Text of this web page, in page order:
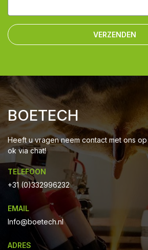
VERZENDEN
BOETECH
Heeft u vragen neem contact met ons
ok via chat!
TELEFOON
+31 (0)332996232
EMAIL
Info@boetech.nl
ADRES